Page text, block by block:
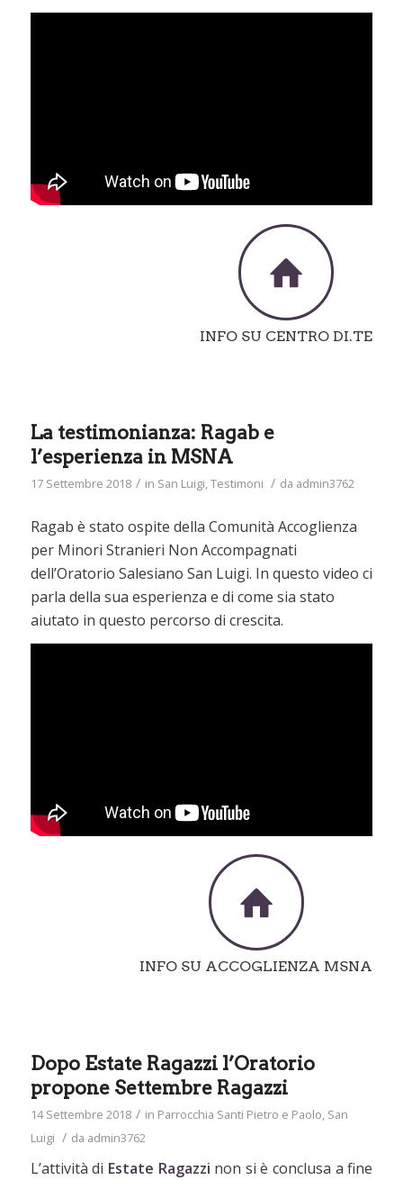
INFO SU CENTRO DI.TE
La testimonianza: Ragab e
l’esperienza in MSNA
17 Settembre 2018 / in San Luigi,Testimoni / da admin3762
Ragab è stato ospite della Comunità Accoglienza
per Minori Stranieri Non Accompagnati
dell’Oratorio Salesiano San Luigi. In questo video ci
parla della sua esperienza e di come sia stato
aiutato in questo percorso di crescita.
INFO SU ACCOGLIENZA MSNA
Dopo Estate Ragazzi l’Oratorio
propone Settembre Ragazzi
14 Settembre 2018 / in Parrocchia Santi Pietro e Paolo, San
Luigi / da admin3762
L’attività di Estate Ragazzi non si è conclusa a fine